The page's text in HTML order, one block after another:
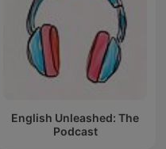
English Unleashed: The
Podcast